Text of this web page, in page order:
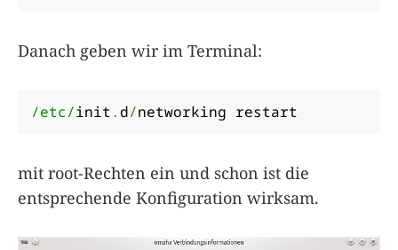
Danach geben wir im Terminal:
/etc/init.d/networking restart
mit root-Rechten ein und schon ist die
entsprechende Konfiguration wirksam.